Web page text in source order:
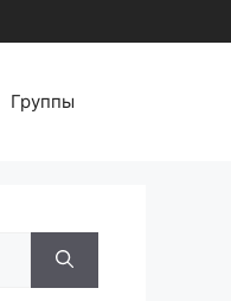
Группы